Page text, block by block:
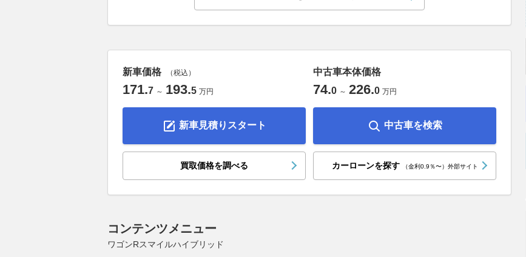
新車価格 （税込）
171.7 ～ 193.5 万円
新車見積りスタート
中古車本体価格
74.0 ～ 226.0 万円
中古車を検索
買取価格を調べる カーローンを探す （金利0.9％〜）外部サイト
コンテンツメニュー
ワゴンRスマイルハイブリッド